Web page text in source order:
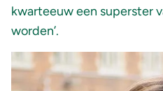
kwarteeuw een superster
worden’.